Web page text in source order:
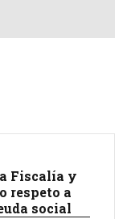
Fiscalía y
respeto a
social